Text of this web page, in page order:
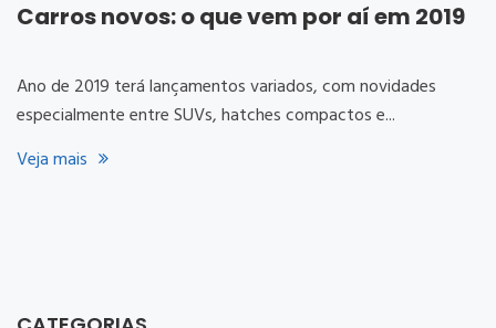
Carros novos: o que vem por aí em 2019
Ano de 2019 terá lançamentos variados, com novidades
especialmente entre SUVs, hatches compactos e...
Veja mais